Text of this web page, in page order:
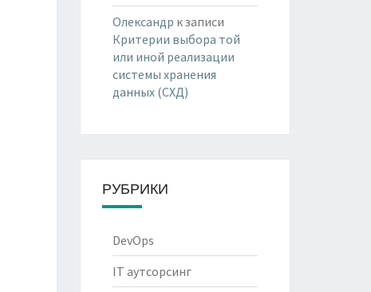
Олександр к записи
Критерии выбора той
или иной реализации
системы хранения
данных (СХД)
РУБРИКИ
DevOps
IT аутсорсинг